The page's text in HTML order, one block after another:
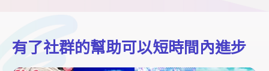
有了社群的幫助可以短時間內進步